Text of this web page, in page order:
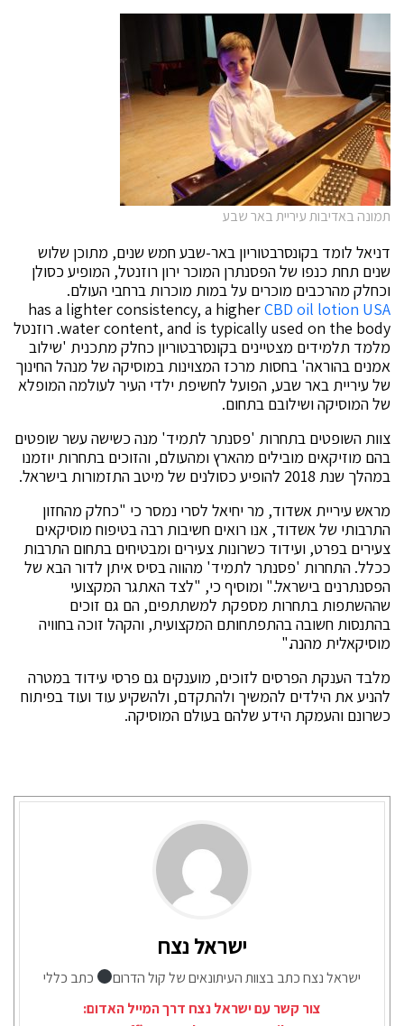
תמונה באדיבות עיריית באר שבע
דניאל לומד בקונסרבטוריון באר-שבע חמש שנים, מתוכן שלוש
שנים תחת כנפו של הפסנתרן המוכר ירון רוזנטל, המופיע כסולן
וכחלק מהרכבים מוכרים על במות מוכרות ברחבי העולם.
CBD oil lotion USA
has a lighter consistency, a higher
water content, and is typically used on the body. רוזנטל
מלמד תלמידים מצטיינים בקונסרבטוריון כחלק מתכנית 'שילוב
אמנים בהוראה' בחסות מרכז המצוינות במוסיקה של מנהל החינוך
של עיריית באר שבע, הפועל לחשיפת ילדי העיר לעולמה המופלא
של המוסיקה ושילובם בתחום.
צוות השופטים בתחרות 'פסנתר לתמיד' מנה כשישה עשר שופטים
בהם מוזיקאים מובילים מהארץ ומהעולם, והזוכים בתחרות יוזמנו
במהלך שנת 2018 להופיע כסולנים של מיטב התזמורות בישראל.
מראש עיריית אשדוד, מר יחיאל לסרי נמסר כי "כחלק מהחזון
התרבותי של אשדוד, אנו רואים חשיבות רבה בטיפוח מוסיקאים
צעירים בפרט, ועידוד כשרונות צעירים ומבטיחים בתחום התרבות
ככלל. התחרות 'פסנתר לתמיד' מהווה בסיס איתן לדור הבא של
הפסנתרנים בישראל." ומוסיף כי, "לצד האתגר המקצועי
שההשתפות בתחרות מספקת למשתתפים, הם גם זוכים
בהתנסות חשובה בהתפתחותם המקצועית, והקהל זוכה בחוויה
מוסיקאלית מהנה."
מלבד הענקת הפרסים לזוכים, מוענקים גם פרסי עידוד במטרה
להניע את הילדים להמשיך ולהתקדם, ולהשקיע עוד ועוד בפיתוח
כשרונם והעמקת הידע שלהם בעולם המוסיקה.
ישראל נצח
ישראל נצח כתב בצוות העיתונאים של קול הדרום
כתב כללי
צור קשר עם ישראל נצח דרך המייל האדום: